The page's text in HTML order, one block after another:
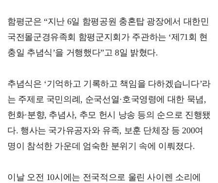
함평군은 “지난 6일 함평공원 충혼탑 광장에서 대한민
국전몰군경유족회 함평군지회가 주관하는 ‘제71회 현
충일 추념식’을 거행했다”고 8일 밝혔다.
추념식은 ‘기억하고 기록하고 책임을 다하겠습니다’라
는 주제로 국민의례, 순국선열·호국영령에 대한 묵념,
헌화·분향, 추념사, 추모 헌시 낭송 등의 순으로 진행됐
다. 행사는 국가유공자와 유족, 보훈 단체장 등 200여
명이 참석한 가운데 엄숙한 분위기 속에 이뤄졌다.
이날 오전 10시에는 전국적으로 울린 사이렌 소리에